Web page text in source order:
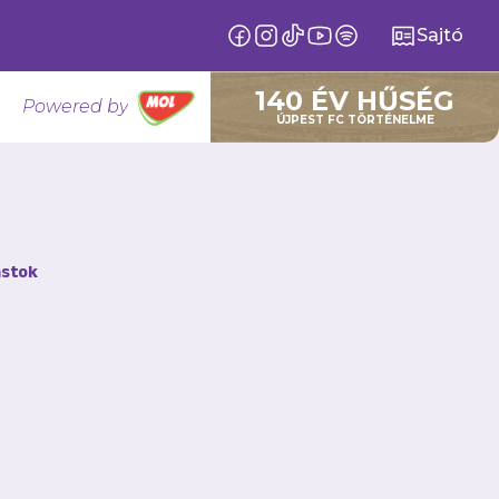
Sajtó
Powered by 140 ÉV HŰSÉG
ÚJPEST FC TÖRTÉNELME
az
az Újpest